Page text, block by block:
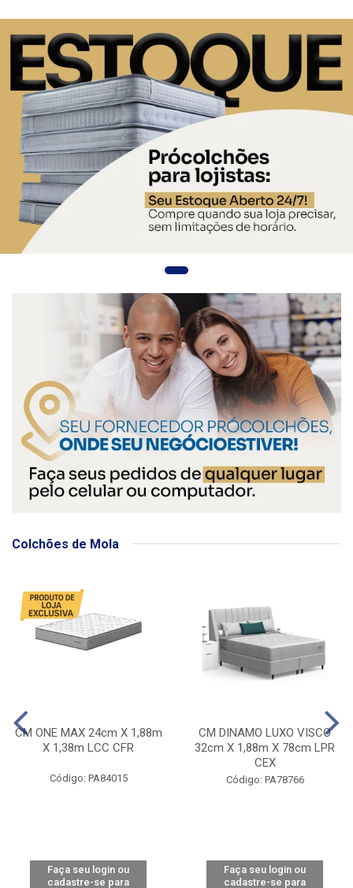
Colchões de Mola
CM ONE MAX 24cm X 1,88m
X 1,38m LCC CFR
Código: PA84015
Faça seu login ou
cadastre-se para
CM DINAMO LUXO VISCO
32cm X 1,88m X 78cm LPR
CEX
Código: PA78766
Faça seu login ou
cadastre-se para